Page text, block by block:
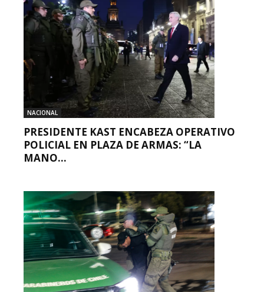
NACIONAL
PRESIDENTE KAST ENCABEZA OPERATIVO
POLICIAL EN PLAZA DE ARMAS: “LA
MANO...